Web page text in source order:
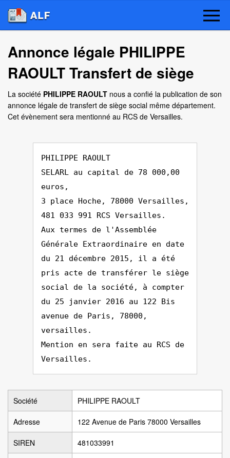
Annonce légale PHILIPPE
RAOULT Transfert de siège
La société PHILIPPE RAOULT nous a confié la publication de son
annonce légale de transfert de siège social même département.
Cet évènement sera mentionné au RCS de Versailles.
PHILIPPE RAOULT
SELARL au capital de 78 000,00
euros,
3 place Hoche, 78000 Versailles,
481 033 991 RCS Versailles.
Aux termes de l'Assemblée
Générale Extraordinaire en date
du 21 décembre 2015, il a été
pris acte de transférer le siège
social de la société, à compter
du 25 janvier 2016 au 122 Bis
avenue de Paris, 78000,
versailles.
Mention en sera faite au RCS de
Versailles.
Société PHILIPPE RAOULT
Adresse 122 Avenue de Paris 78000 Versailles
SIREN 481033991